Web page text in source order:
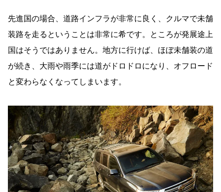
先進国の場合、道路インフラが非常に良く、クルマで未舗
装路を走るということは非常に希です。ところが発展途上
国はそうではありません。地方に行けば、ほぼ未舗装の道
が続き、大雨や雨季には道がドロドロになり、オフロード
と変わらなくなってしまいます。